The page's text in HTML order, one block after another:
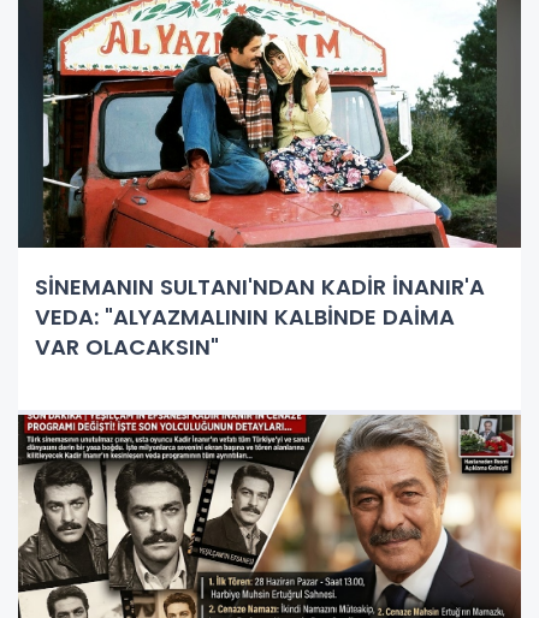
SİNEMANIN SULTANI'NDAN KADİR İNANIR'A
VEDA: "ALYAZMALININ KALBİNDE DAİMA
VAR OLACAKSIN"